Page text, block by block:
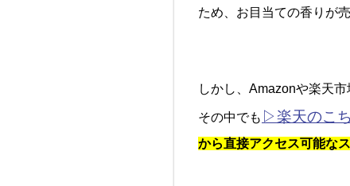
ため、お目当ての香りが
しかし、Amazonや楽天
その中でも ▷楽天のこ
から直接アクセス可能な